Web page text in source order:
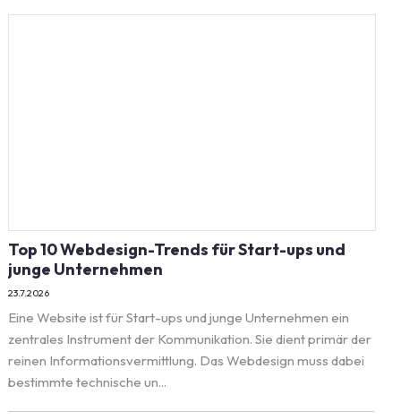
Top 10 Webdesign-Trends für Start-ups und
junge Unternehmen
23.7.2026
Eine Website ist für Start-ups und junge Unternehmen ein
zentrales Instrument der Kommunikation. Sie dient primär der
reinen Informationsvermittlung. Das Webdesign muss dabei
bestimmte technische un...